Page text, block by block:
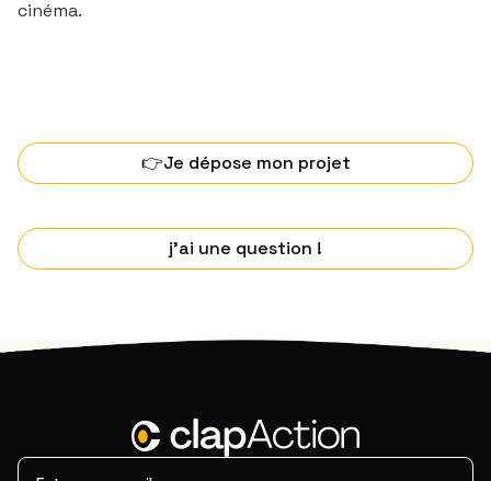
cinéma.
👉Je dépose mon projet
j'ai une question !